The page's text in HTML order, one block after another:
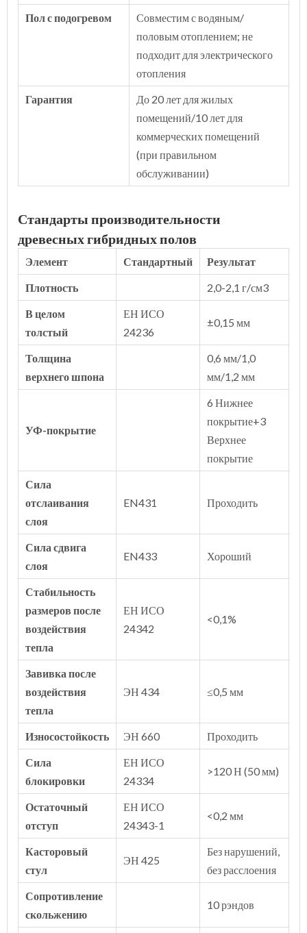
Пол с подогревом
Совместим с водяным/
половым отоплением; не
подходит для электрического
отопления
Гарантия
До 20 лет для жилых
помещений/10 лет для
коммерческих помещений
(при правильном
обслуживании)
Стандарты производительности
древесных гибридных полов
Элемент Стандартный
Результат
Плотность
2,0-2,1 г/см3
В целом
толстый
ЕН ИСО
24236
±0,15 мм
Толщина
верхнего шпона
0,6 мм/1,0
мм/1,2 мм
УФ-покрытие
6 Нижнее
покрытие+3
Верхнее
покрытие
Сила
отслаивания
слоя
EN431 Проходить
Сила сдвига
слоя
EN433 Хороший
Стабильность
размеров после
воздействия
тепла
ЕН ИСО
24342
<0,1%
Завивка после
воздействия
тепла
ЭН 434 ≤0,5 мм
Износостойкость ЭН 660
Проходить
Сила
блокировки
ЕН ИСО
24334
>120 Н (50 мм)
Остаточный
отступ
ЕН ИСО
24343-1
<0,2 мм
Касторовый
стул
ЭН 425
Без нарушений,
без расслоения
Сопротивление
скольжению
10 рэндов